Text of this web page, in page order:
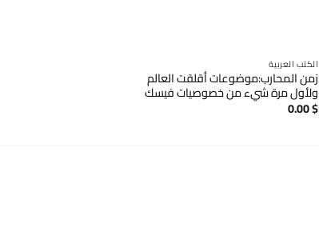
الكتب العربية
زمن المحارب:موضوعات أقلقت العالم
ولأول مرة شيء من خصوصيات فيسك
0.00$